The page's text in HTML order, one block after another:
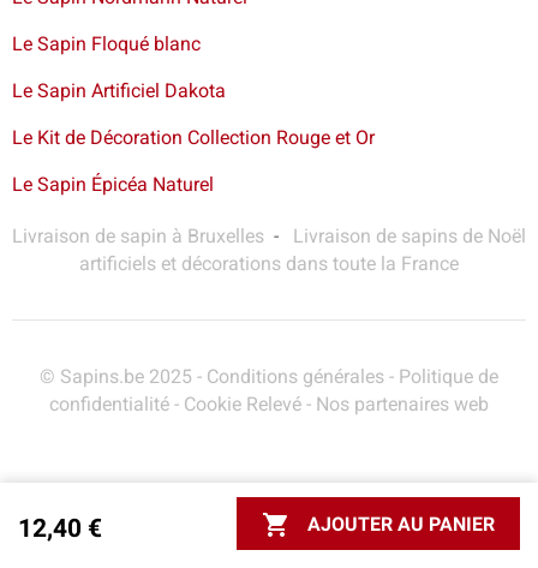
12,40 €  AJOUTER AU PANIER
Le Sapin Floqué blanc
Le Sapin Artificiel Dakota
Le Kit de Décoration Collection Rouge et Or
Le Sapin Épicéa Naturel
Livraison de sapin à Bruxelles - Livraison de sapins de Noël
artificiels et décorations dans toute la France
© Sapins.be 2025 - Conditions générales - Politique de
confidentialité - Cookie Relevé - Nos partenaires web